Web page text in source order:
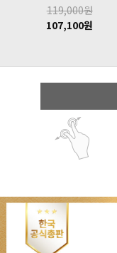
119,000원
107,100원